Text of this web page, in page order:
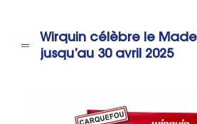
Wirquin célèbre le
jusqu’au 30 avril 2025